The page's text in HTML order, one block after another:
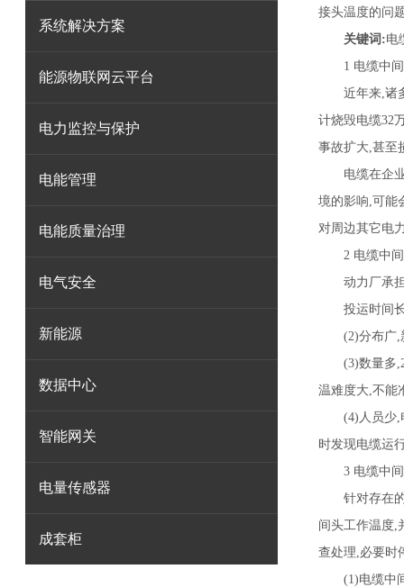
系统解决方案
能源物联网云平台
电力监控与保护
电能管理
电能质量治理
电气安全
新能源
数据中心
智能网关
电量传感器
成套柜
接头温度的问
关键词:电
1 电缆中间
近年来,诸多
计烧毁电缆32
事故扩大,甚至
电缆在企业
境的影响,可能
对周边其它电
2 电缆中间
动力厂承担
投运时间长,
(2)分布广,新
(3)数量多,22
温难度大,不能
(4)人员少,电
时发现电缆运
3 电缆中间
针对存在的
间头工作温度,
查处理,必要时
(1)电缆中间